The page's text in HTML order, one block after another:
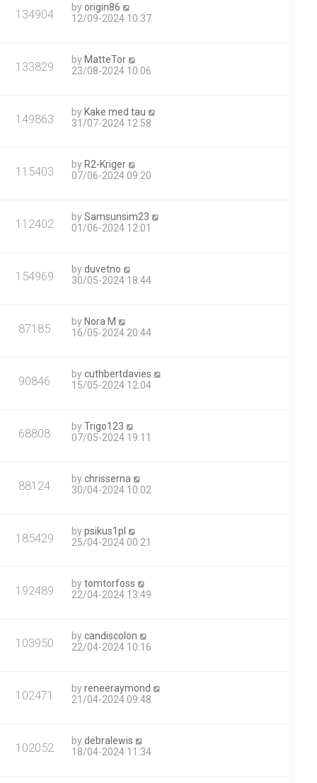
134904 byorigin86
12/09-2024 10:37
133829 by MatteTor
23/08-2024 10:06
149863 by Kake med tau
31/07-2024 12:58
115403 by R2-Kriger
07/06-2024 09:20
112402 bySamsunsim23
01/06-2024 12:01
154969 byduvetno
30/05-2024 18:44
87185 by Nora M
16/05-2024 20:44
90846 bycuthbertdavies
15/05-2024 12:04
68808 byTrigo123
07/05-2024 19:11
88124 bychrisserna
30/04-2024 10:02
185429 bypsikus1pl
25/04-2024 00:21
192489 bytomtorfoss
22/04-2024 13:49
103950 bycandiscolon
22/04-2024 10:16
102471 byreneeraymond
21/04-2024 09:48
102052 bydebralewis
18/04-2024 11:34